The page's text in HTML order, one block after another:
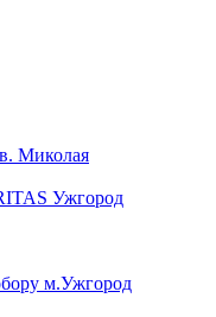
Миколая
Ужгород
м.Ужгород